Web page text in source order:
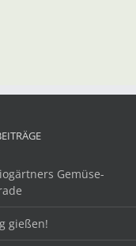
Gemüse-
gießen!